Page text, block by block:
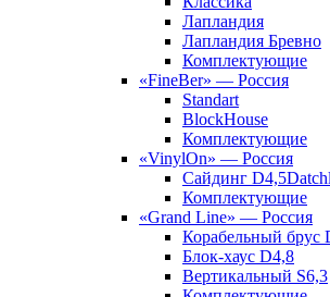
Лапландия
Лапландия Бревно
Комплектующие
«FineBer» — Россия
Standart
BlockHouse
Комплектующие
«VinylOn» — Россия
Сайдинг
Комплектующие
«Grand Line» — Россия
Корабельный брус
Блок-хаус D4,8
Вертикальный S6,3